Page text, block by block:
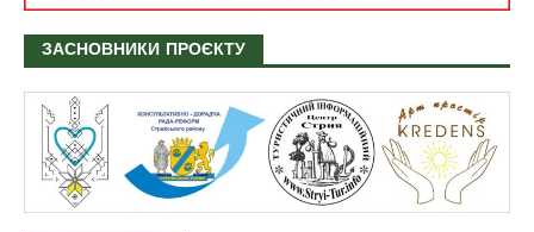
ЗАСНОВНИКИ ПРОЄКТУ